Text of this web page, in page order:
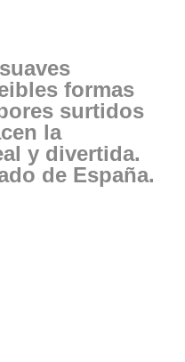
formas
surtidos
la
y divertida.
de España.